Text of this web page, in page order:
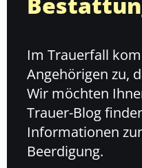
Im Trauerfall
Angehörigen zu,
Wir möchten
Trauer-Blog
Informationen
Beerdigung.